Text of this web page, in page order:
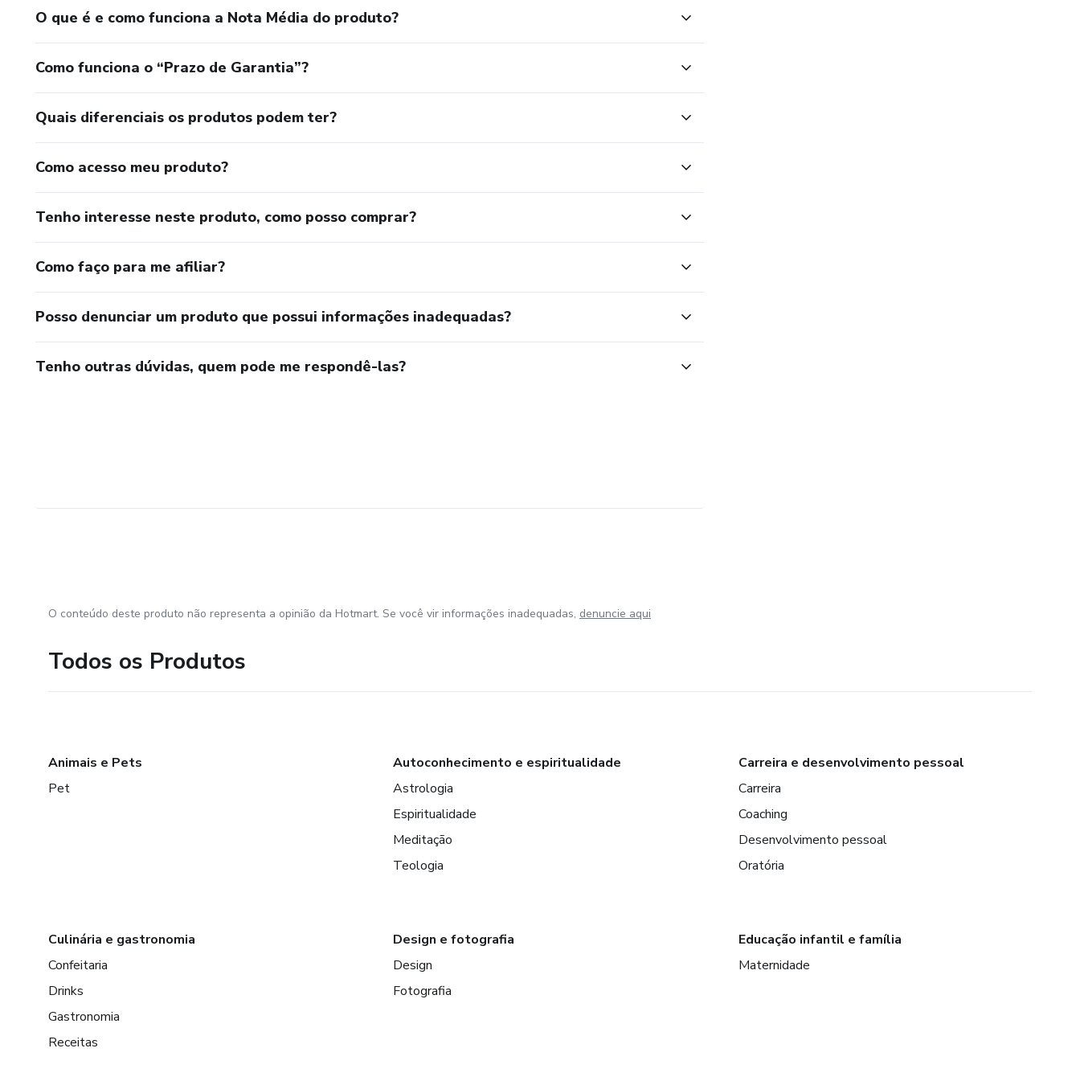
O que é e como funciona a Nota Média do produto?
Como funciona o “Prazo de Garantia”?
Quais diferenciais os produtos podem ter?
Como acesso meu produto?
Tenho interesse neste produto, como posso comprar?
Como faço para me afiliar?
Posso denunciar um produto que possui informações inadequadas?
Tenho outras dúvidas, quem pode me respondê-las?
O conteúdo deste produto não representa a opinião da Hotmart. Se você vir informações inadequadas, denuncie aqui
Todos os Produtos
Animais e Pets
Pet
Autoconhecimento e espiritualidade
Astrologia
Espiritualidade
Meditação
Teologia
Carreira e desenvolvimento pessoal
Carreira
Coaching
Desenvolvimento pessoal
Oratória
Culinária e gastronomia
Confeitaria
Drinks
Gastronomia
Receitas
Design e fotografia
Design
Fotografia
Educação infantil e família
Maternidade